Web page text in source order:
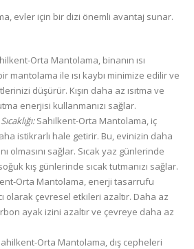
evler için bir dizi önemli avantaj sunar.
Orta Mantolama, binanın ısı
bir mantolama ile ısı kaybı minimize edilir ve
düşürür. Kışın daha az ısıtma ve
enerjisi kullanmanızı sağlar.
Sahilkent-Orta Mantolama, iç
istikrarlı hale getirir. Bu, evinizin daha
olmasını sağlar. Sıcak yaz günlerinde
kış günlerinde sıcak tutmanızı sağlar.
Orta Mantolama, enerji tasarrufu
olarak çevresel etkileri azaltır. Daha az
ayak izini azaltır ve çevreye daha az
Orta Mantolama, dış cepheleri